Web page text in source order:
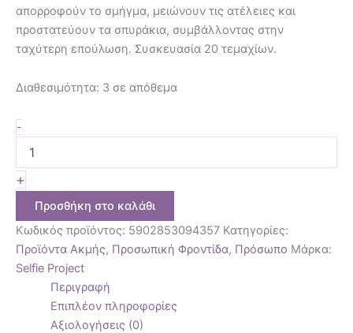
απορροφούν το σμήγμα, μειώνουν τις ατέλειες και
προστατεύουν τα σπυράκια, συμβάλλοντας στην
ταχύτερη επούλωση. Συσκευασία 20 τεμαχίων.
Διαθεσιμότητα: 3 σε απόθεμα
-
+
Προσθήκη στο καλάθι
Κωδικός προϊόντος: 5902853094357 Κατηγορίες:
Προϊόντα Ακμής, Προσωπική Φροντίδα, Πρόσωπο Μάρκα:
Selfie Project
Περιγραφή
Επιπλέον πληροφορίες
Αξιολογήσεις (0)